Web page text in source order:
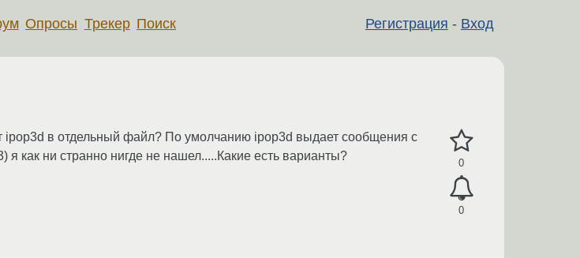
Регистрация - Вход
Опросы Трекер Поиск
0
0
ipop3d в отдельный файл? По умолчанию ipop3d выдает сообщения с
как ни странно нигде не нашел.....Какие есть варианты?